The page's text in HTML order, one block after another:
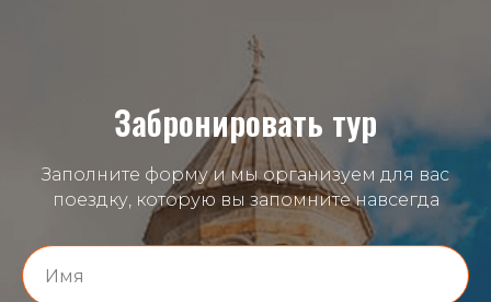
Забронировать тур
Заполните форму и мы организуем для вас
поездку, которую вы запомните навсегда